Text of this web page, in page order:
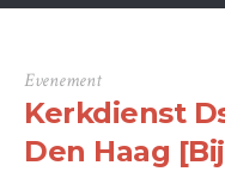
Evenement
Kerkdienst
Den Haag